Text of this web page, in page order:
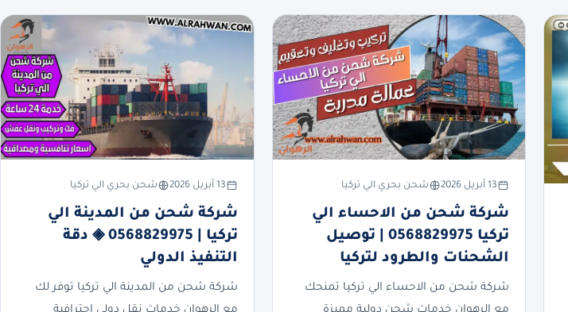
13 أبريل 2026 شحن بحري الي تركيا
شركة شحن من الاحساء الي
تركيا 0568829975 | توصيل
الشحنات والطرود لتركيا
شركة شحن من الاحساء الي تركيا تمنحك
13 أبريل 2026 شحن بحري الي تركيا
شركة شحن من المدينة الي
تركيا | 0568829975 ◈ دقة
التنفيذ الدولي
شركة شحن من المدينة الي تركيا توفر لك